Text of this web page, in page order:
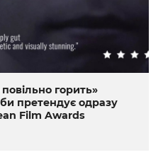
горить»
претендує одразу
Film Awards